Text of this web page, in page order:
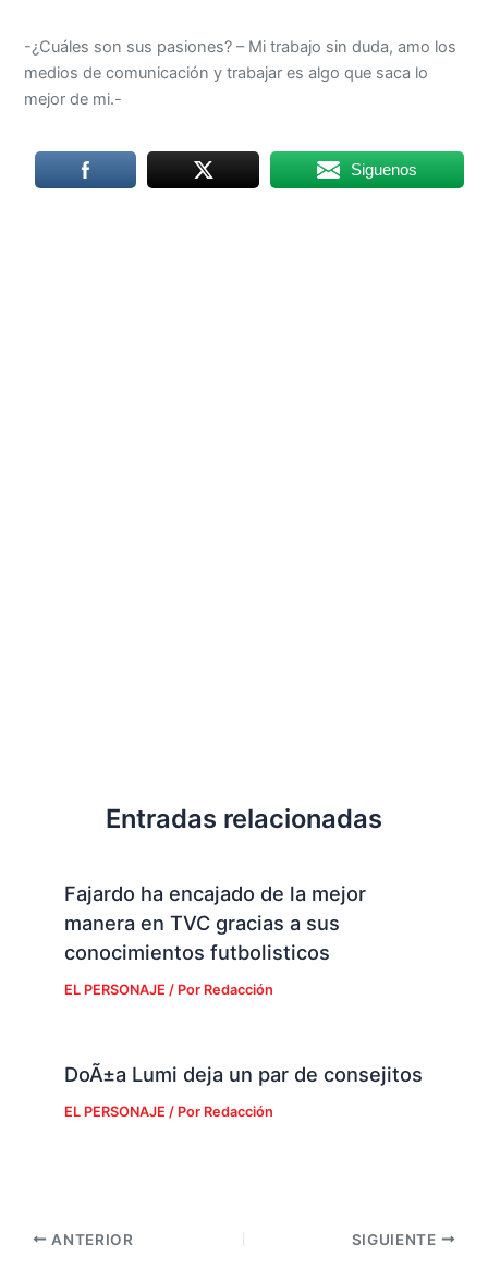
-¿Cuáles son sus pasiones? – Mi trabajo sin duda, amo los
medios de comunicación y trabajar es algo que saca lo
mejor de mi.-
Siguenos
Entradas relacionadas
Fajardo ha encajado de la mejor
manera en TVC gracias a sus
conocimientos futbolisticos
EL PERSONAJE / Por Redacción
DoÃ±a Lumi deja un par de consejitos
EL PERSONAJE / Por Redacción
ANTERIOR SIGUIENTE